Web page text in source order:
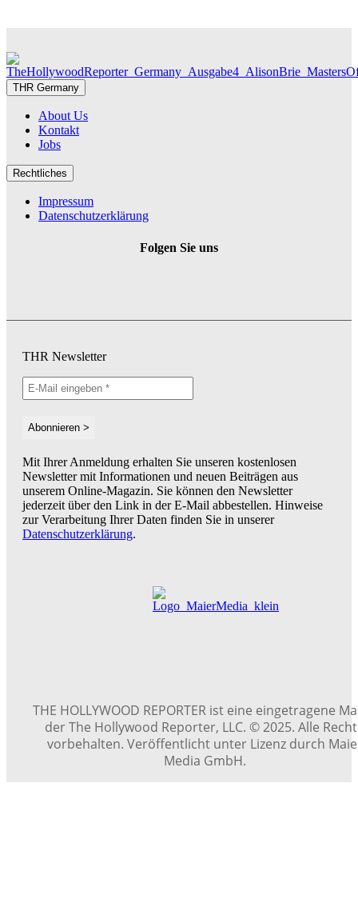
THR Germany
About Us
Kontakt
Jobs
Rechtliches
Impressum
Datenschutzerklärung
Folgen Sie uns
THR Newsletter
Mit Ihrer Anmeldung erhalten Sie unseren kostenlosen
Newsletter mit Informationen und neuen Beiträgen aus
unserem Online-Magazin. Sie können den Newsletter
jederzeit über den Link in der E-Mail abbestellen. Hinweise
zur Verarbeitung Ihrer Daten finden Sie in unserer
Datenschutzerklärung.
THE HOLLYWOOD REPORTER ist eine eingetragene
der The Hollywood Reporter, LLC. © 2025. Alle
vorbehalten. Veröffentlicht unter Lizenz durch
Media GmbH.